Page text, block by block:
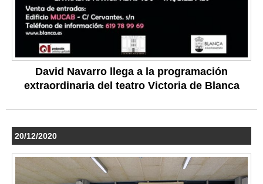
David Navarro llega a la programación
extraordinaria del teatro Victoria de Blanca
20/12/2020